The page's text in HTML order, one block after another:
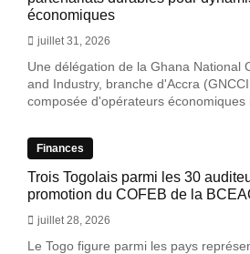
économiques
juillet 31, 2026
Une délégation de la Ghana National
and Industry, branche d'Accra (GNCCI
composée d'opérateurs économiques
Finances
Trois Togolais parmi les 30
promotion du COFEB de la
juillet 28, 2026
Le Togo figure parmi les pays